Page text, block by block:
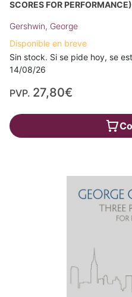
SCORES FOR PERFORMANCE)
Gershwin, George
Disponible en breve
Sin stock. Si se pide hoy, se
14/08/26
PVP. 27,80€